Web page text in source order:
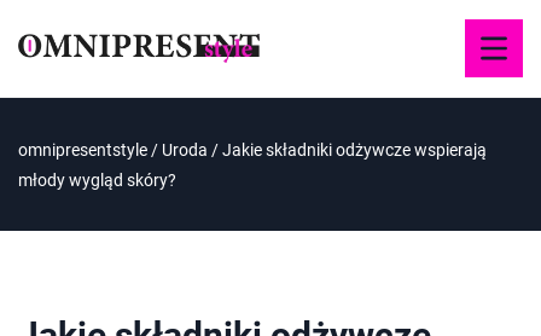
omnipresentstyle / Uroda /Jakie składniki odżywcze wspierają
młody wygląd skóry?